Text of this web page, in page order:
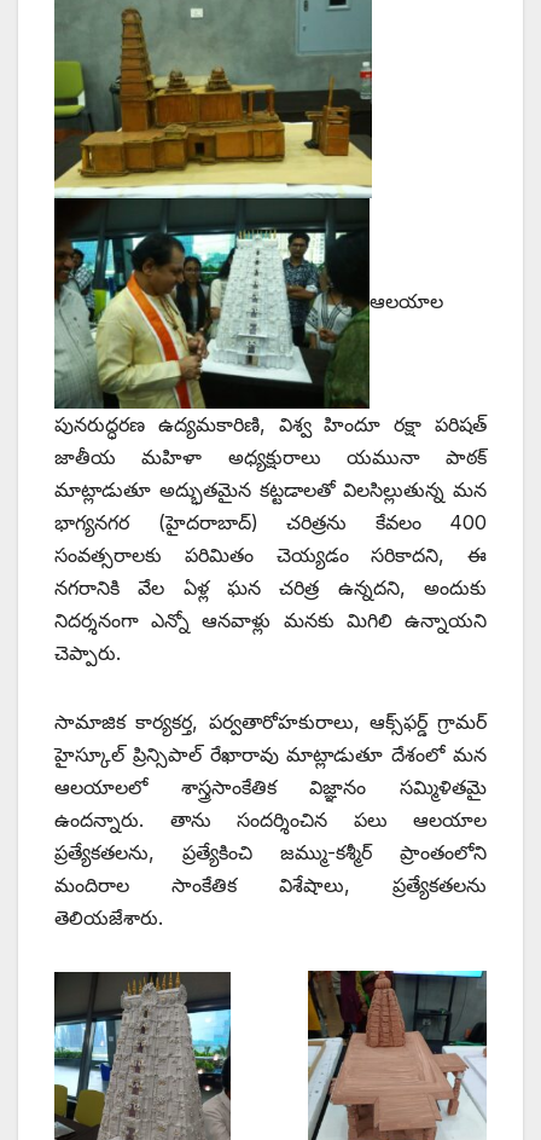
ఆలయాల
పునరుద్ధరణ ఉద్యమకారిణి, విశ్వ హిందూ రక్షా పరిషత్‌
‌జాతీయ మహిళా అధ్యక్షురాలు యమునా పాఠక్‌
‌మాట్లాడుతూ అద్భుతమైన కట్టడాలతో విలసిల్లుతున్న మన
భాగ్యనగర (హైదరాబాద్‌) ‌చరిత్రను కేవలం 400
సంవత్సరాలకు పరిమితం చెయ్యడం సరికాదని, ఈ
నగరానికి వేల ఏళ్ల ఘన చరిత్ర ఉన్నదని, అందుకు
నిదర్శనంగా ఎన్నో ఆనవాళ్లు మనకు మిగిలి ఉన్నాయని
చెప్పారు.
సామాజిక కార్యకర్త, పర్వతారోహకురాలు, ఆక్స్‌ఫర్డ్ ‌గ్రామర్‌
‌హైస్కూల్‌ ‌ప్రిన్సిపాల్‌ ‌రేఖారావు మాట్లాడుతూ దేశంలో మన
ఆలయాలలో శాస్త్రసాంకేతిక విజ్ఞానం సమ్మిళితమై
ఉందన్నారు. తాను సందర్శించిన పలు ఆలయాల
ప్రత్యేకతలను, ప్రత్యేకించి జమ్ము-కశ్మీర్‌ ‌ప్రాంతంలోని
మందిరాల సాంకేతిక విశేషాలు, ప్రత్యేకతలను
తెలియజేశారు.